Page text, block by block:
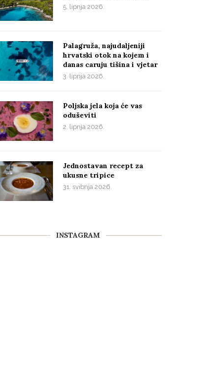
5. lipnja 2026.
Palagruža, najudaljeniji
hrvatski otok na kojem i
danas caruju tišina i vjetar
3. lipnja 2026.
Poljska jela koja će vas
oduševiti
2. lipnja 2026.
Jednostavan recept za
ukusne tripice
31. svibnja 2026.
INSTAGRAM